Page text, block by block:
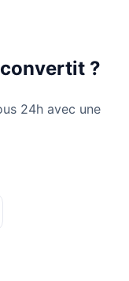
?
24h avec une